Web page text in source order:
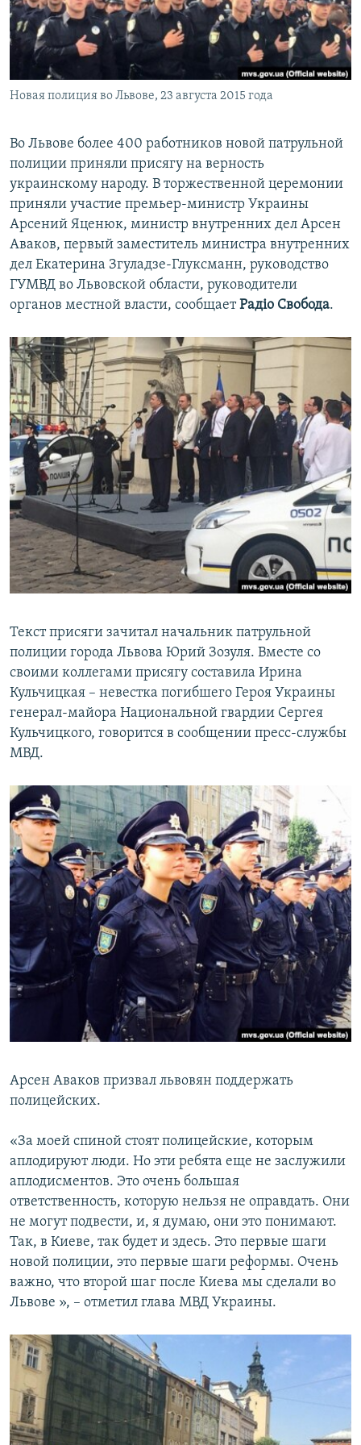
ПОБЕДИТЕЛЕЙ НЕ СУДЯТ?
КРЫМ.НЕПОКОРЕННЫЙ
ELIFBE
УКРАИНСКАЯ ПРОБЛЕМА КРЫМА
ПРИСОЕДИНЯЙТЕСЬ!
Новая полиция во Львове, 23 августа 2015 года
Во Львове более 400 работников новой патрульной
полиции приняли присягу на верность
украинскому народу. В торжественной церемонии
приняли участие премьер-министр Украины
Арсений Яценюк, министр внутренних дел Арсен
Аваков, первый заместитель министра внутренних
дел Екатерина Згуладзе-Глуксманн, руководство
ГУМВД во Львовской области, руководители
органов местной власти, сообщаетРадіо Свобода.
Текст присяги зачитал начальник патрульной
полиции города Львова Юрий Зозуля. Вместе со
своими коллегами присягу составила Ирина
Кульчицкая – невестка погибшего Героя Украины
генерал-майора Национальной гвардии Сергея
Кульчицкого, говорится в сообщении пресс-службы
МВД.
Арсен Аваков призвал львовян поддержать
полицейских.
«За моей спиной стоят полицейские, которым
аплодируют люди. Но эти ребята еще не заслужили
аплодисментов. Это очень большая
ответственность, которую нельзя не оправдать. Они
не могут подвести, и, я думаю, они это понимают.
Так, в Киеве, так будет и здесь. Это первые шаги
новой полиции, это первые шаги реформы. Очень
важно, что второй шаг после Киева мы сделали во
Львове », – отметил глава МВД Украины.